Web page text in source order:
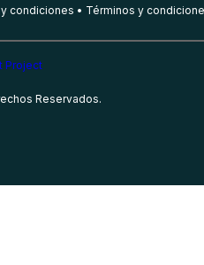
condiciones Términos y
Reservados.